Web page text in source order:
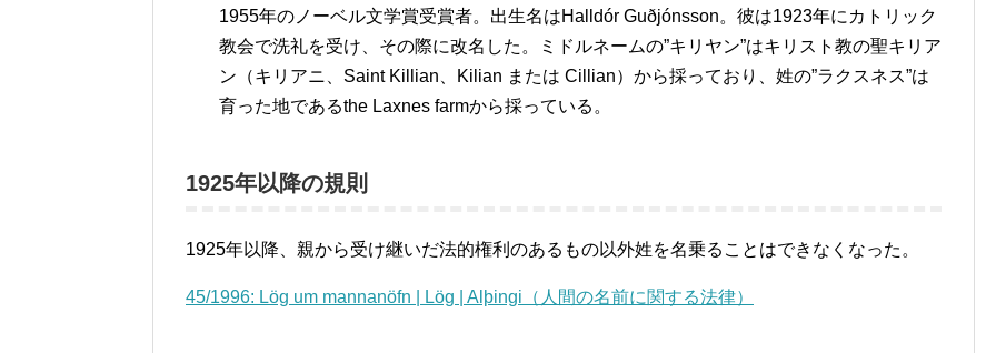
1955年のノーベル文学賞受賞者。出生名はHalldór Guðjónsson。彼は1923年にカトリック
教会で洗礼を受け、その際に改名した。ミドルネームの”キリヤン”はキリスト教の聖キリア
ン（キリアニ、Saint Killian、Kilian または Cillian）から採っており、姓の”ラクスネス”は
育った地であるthe Laxnes farmから採っている。
1925年以降の規則
1925年以降、親から受け継いだ法的権利のあるもの以外姓を名乗ることはできなくなった。
45/1996: Lög um mannanöfn | Lög | Alþingi（人間の名前に関する法律）